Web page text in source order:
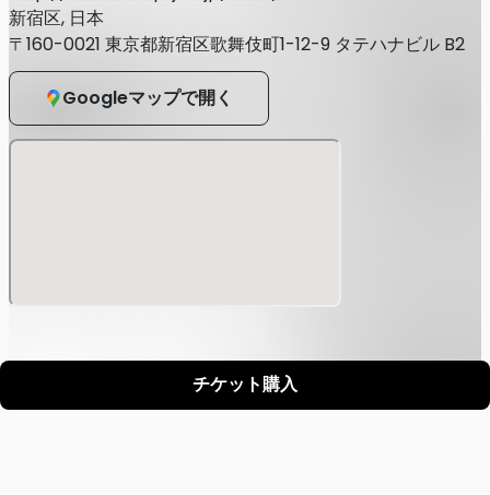
た今後のイベントの入場をお断りする場合がございます。
すべての方に安全にお楽しみいただけるよう、スタッフ一同
尽力いたしますので、ご協力のほどお願いいたします。
新宿区, 日本
〒160-0021 東京都新宿区歌舞伎町1-12-9 タテハナビル B2
Googleマップで開く
チケット購入